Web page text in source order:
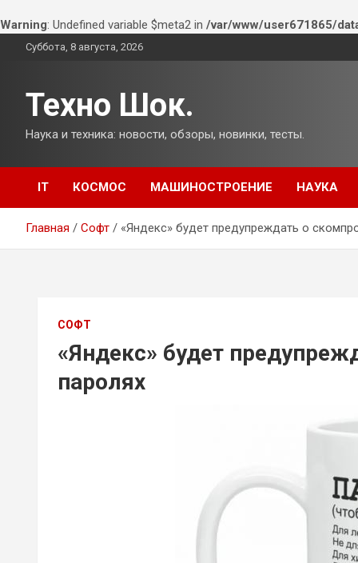
Warning: Undefined variable $meta2 in /var/www/user671865/
ПерейтиСуббота, 8 августа, 2026
Техно Шок.
Наука и техника: новости, обзоры, новинки, тесты.
IT КОСМОС МАШИНОСТРОЕНИЕ НАУКА
Главная Софт «Яндекс» будет предупреждать о
СОФТ
«Яндекс» будет
паролях